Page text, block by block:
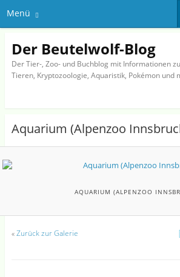
Menü
Der Beutelwolf-Blog
Der Tier-, Zoo- und Buchblog mit Informationen
Tieren, Kryptozoologie, Aquaristik, Pokémon und
Aquarium (Alpenzoo
AQUARIUM (ALPENZOO
«Zurück zur Galerie